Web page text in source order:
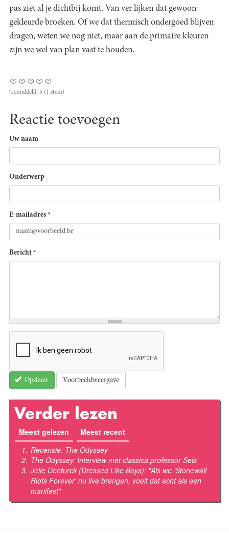
pas ziet al je dichtbij komt. Van ver lijken dat gewoon
gekleurde broeken. Of we dat thermisch ondergoed blijven
dragen, weten we nog niet, maar aan de primaire kleuren
zijn we wel van plan vast te houden.
Gemiddeld: 5 (1 stem)
Reactie toevoegen
Uw naam
Onderwerp
E-mailadres *
Bericht *
Opslaan Voorbeeldweergave
Verder lezen
Meest gelezen (actieve tabblad)
Meest recent
Recensie: The Odyssey
The Odyssey: Interview met classica professor Sels
Jelle Denturck (Dressed Like Boys): "Als we 'Stonewall
Riots Forever' nu live brengen, voelt dat echt als een
manifest"